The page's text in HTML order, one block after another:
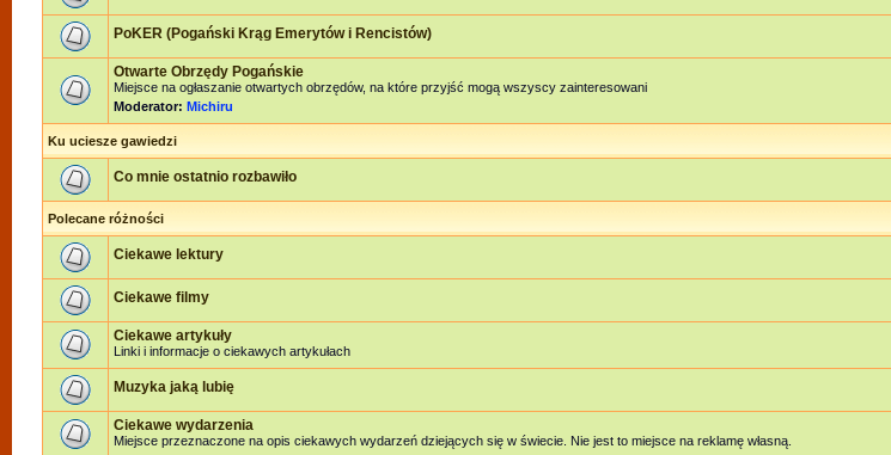
PoKER (Pogański Krąg Emerytów i Rencistów)
Otwarte Obrzędy Pogańskie
Miejsce na ogłaszanie otwartych obrzędów, na które przyjść mogą wszyscy zainteresowani
Moderator: Michiru
Ku uciesze gawiedzi
Co mnie ostatnio rozbawiło
Polecane różności
Ciekawe lektury
Ciekawe filmy
Ciekawe artykuły
Linki i informacje o ciekawych artykułach
Muzyka jaką lubię
Ciekawe wydarzenia
Miejsce przeznaczone na opis ciekawych wydarzeń dziejących się w świecie. Nie jest to miejsce na reklamę własną.